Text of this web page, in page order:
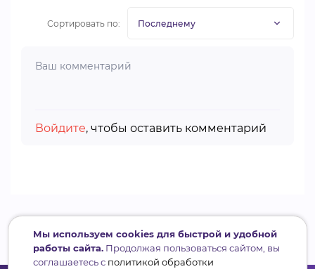
Сортировать по:
Войдите, чтобы оставить комментарий
Мы используем cookies для быстрой и удобной
работы сайта. Продолжая пользоваться сайтом, вы
соглашаетесь с политикой обработки